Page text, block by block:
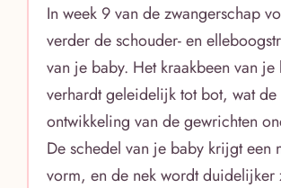
In week 9 van de zwangerschap
verder de schouder- en
van je baby. Het kraakbeen van je
verhardt geleidelijk tot bot, wat de
ontwikkeling van de gewrichten
De schedel van je baby krijgt een
vorm, en de nek wordt duidelijker